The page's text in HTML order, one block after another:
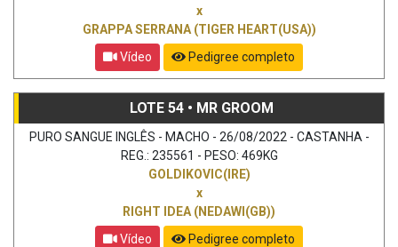
x
GRAPPA SERRANA (TIGER HEART(USA))
Vídeo
Pedigree completo
LOTE 54 • MR GROOM
PURO SANGUE INGLÊS - MACHO - 26/08/2022 - CASTANHA -
REG.: 235561 - PESO: 469KG
GOLDIKOVIC(IRE)
x
RIGHT IDEA (NEDAWI(GB))
Vídeo
Pedigree completo